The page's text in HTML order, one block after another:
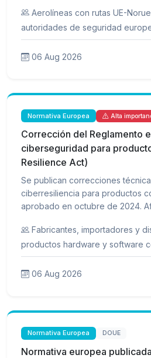
Aerolíneas con rutas UE-
autoridades de seguridad
06 Aug 2026
Normativa Europea Alta
Corrección del Reglamento
ciberseguridad para
Resilience Act)
Se publican correcciones
ciberresiliencia para productos
aprobado en octubre de 2024.
Fabricantes, importadores y
productos hardware y software
06 Aug 2026
Normativa Europea DOUE
Normativa europea